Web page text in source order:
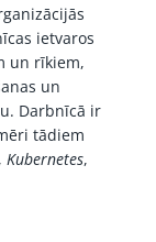
ietvaros
un rīkiem,
un
Darbnīcā ir
tādiem
, Kubernetes,